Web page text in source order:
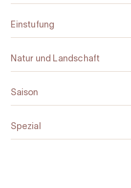
Einstufung
Natur und Landschaft
Saison
Spezial